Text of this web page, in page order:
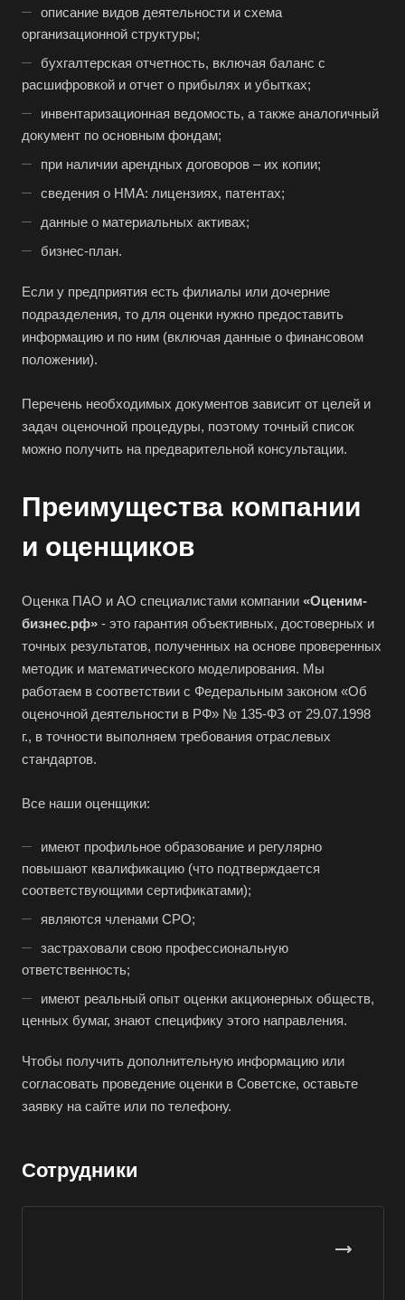
описание видов деятельности и схема
организационной структуры;
бухгалтерская отчетность, включая баланс с
расшифровкой и отчет о прибылях и убытках;
инвентаризационная ведомость, а также аналогичный
документ по основным фондам;
при наличии арендных договоров – их копии;
сведения о НМА: лицензиях, патентах;
данные о материальных активах;
бизнес-план.
Если у предприятия есть филиалы или дочерние
подразделения, то для оценки нужно предоставить
информацию и по ним (включая данные о финансовом
положении).
Перечень необходимых документов зависит от целей и
задач оценочной процедуры, поэтому точный список
можно получить на предварительной консультации.
Преимущества компании
и оценщиков
Оценка ПАО и АО специалистами компании «Оценим-
бизнес.рф» - это гарантия объективных, достоверных и
точных результатов, полученных на основе проверенных
методик и математического моделирования. Мы
работаем в соответствии с Федеральным законом «Об
оценочной деятельности в РФ» № 135-ФЗ от 29.07.1998
г., в точности выполняем требования отраслевых
стандартов.
Все наши оценщики:
имеют профильное образование и регулярно
повышают квалификацию (что подтверждается
соответствующими сертификатами);
являются членами СРО;
застраховали свою профессиональную
ответственность;
имеют реальный опыт оценки акционерных обществ,
ценных бумаг, знают специфику этого направления.
Чтобы получить дополнительную информацию или
согласовать проведение оценки в Советске, оставьте
заявку на сайте или по телефону.
Сотрудники
Белорецк
Белореченск
Белоярский
Бердск
Благодарный
Богородицк
Боготол
Бор
Боровичи
Бронницы
Бугульма
Бугуруслан
Бузулук
Буйнакск
Бутурлиновка
Великие Луки
Великий Новгород
Верхняя Пышма
Видное
Владивосток
Владимир